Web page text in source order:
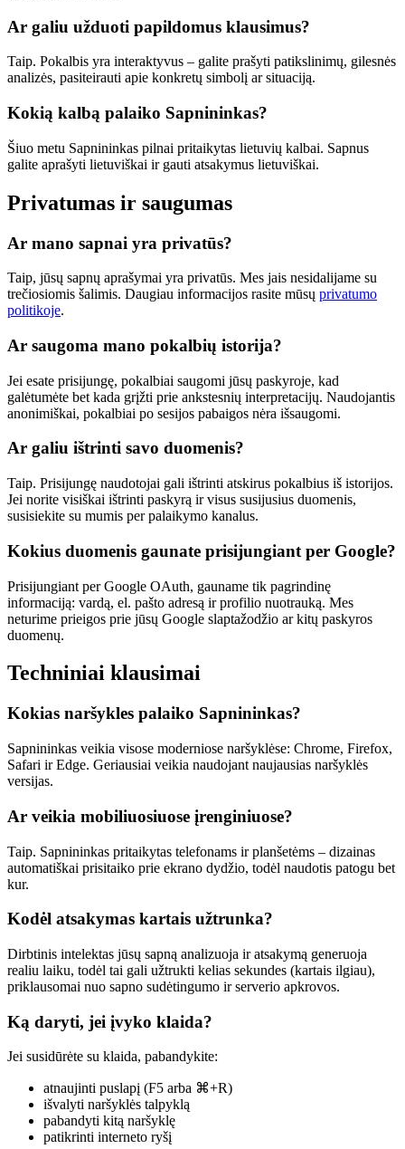
Ar galiu užduoti papildomus klausimus?
Taip. Pokalbis yra interaktyvus – galite prašyti patikslinimų, gilesnės
analizės, pasiteirauti apie konkretų simbolį ar situaciją.
Kokią kalbą palaiko Sapnininkas?
Šiuo metu Sapnininkas pilnai pritaikytas lietuvių kalbai. Sapnus
galite aprašyti lietuviškai ir gauti atsakymus lietuviškai.
Privatumas ir saugumas
Ar mano sapnai yra privatūs?
Taip, jūsų sapnų aprašymai yra privatūs. Mes jais nesidalijame su
trečiosiomis šalimis. Daugiau informacijos rasite mūsų privatumo
politikoje.
Ar saugoma mano pokalbių istorija?
Jei esate prisijungę, pokalbiai saugomi jūsų paskyroje, kad
galėtumėte bet kada grįžti prie ankstesnių interpretacijų. Naudojantis
anonimiškai, pokalbiai po sesijos pabaigos nėra išsaugomi.
Ar galiu ištrinti savo duomenis?
Taip. Prisijungę naudotojai gali ištrinti atskirus pokalbius iš istorijos.
Jei norite visiškai ištrinti paskyrą ir visus susijusius duomenis,
susisiekite su mumis per palaikymo kanalus.
Kokius duomenis gaunate prisijungiant per Google?
Prisijungiant per Google OAuth, gauname tik pagrindinę
informaciją: vardą, el. pašto adresą ir profilio nuotrauką. Mes
neturime prieigos prie jūsų Google slaptažodžio ar kitų paskyros
duomenų.
Techniniai klausimai
Kokias naršykles palaiko Sapnininkas?
Sapnininkas veikia visose moderniose naršyklėse: Chrome, Firefox,
Safari ir Edge. Geriausiai veikia naudojant naujausias naršyklės
versijas.
Ar veikia mobiliuosiuose įrenginiuose?
Taip. Sapnininkas pritaikytas telefonams ir planšetėms – dizainas
automatiškai prisitaiko prie ekrano dydžio, todėl naudotis patogu bet
kur.
Kodėl atsakymas kartais užtrunka?
Dirbtinis intelektas jūsų sapną analizuoja ir atsakymą generuoja
realiu laiku, todėl tai gali užtrukti kelias sekundes (kartais ilgiau),
priklausomai nuo sapno sudėtingumo ir serverio apkrovos.
Ką daryti, jei įvyko klaida?
Jei susidūrėte su klaida, pabandykite:
atnaujinti puslapį (F5 arba ⌘+R)
išvalyti naršyklės talpyklą
pabandyti kitą naršyklę
patikrinti interneto ryšį